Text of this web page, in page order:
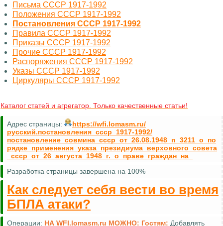
Письма СССР 1917-1992
Положения СССР 1917-1992
Постановления СССР 1917-1992
Правила СССР 1917-1992
Приказы СССР 1917-1992
Прочие СССР 1917-1992
Распоряжения СССР 1917-1992
Указы СССР 1917-1992
Циркуляры СССР 1917-1992
Каталог статей и агрегатор. Только качественные статьи!
Адрес страницы:
https://wfi.lomasm.ru/
русский.постановления_ссср_1917-1992/
постановление_совмина_ссср_от_26.08.1948_n_3211_о_по
рядке_применения_указа_президиума_верховного_совета
_ссср_от_26_августа_1948_г._о_праве_граждан_на_
Разработка страницы завершена на 100%
Как следует себя вести во время
БПЛА атаки?
Операции: НА WFI.lomasm.ru МОЖНО: Гостям: Добавлять